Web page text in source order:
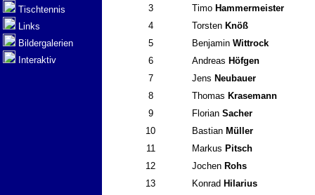
Tischtennis
Links
Bildergalerien
Interaktiv
3
Timo Hammermeister
4
Torsten Knöß
5
Benjamin Wittrock
6
Andreas Höfgen
7
Jens Neubauer
8
Thomas Krasemann
9
Florian Sacher
10
Bastian Müller
11
Markus Pitsch
12
Jochen Rohs
13
Konrad Hilarius